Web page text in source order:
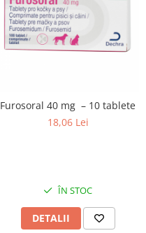
Furosoral 40 mg – 10 tablete
18,06 Lei
ÎN STOC
DETALII